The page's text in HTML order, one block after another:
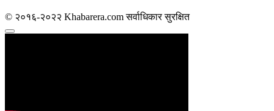
© २०१६-२०२२ Khabarera.com सर्वाधिकार सुरक्षित